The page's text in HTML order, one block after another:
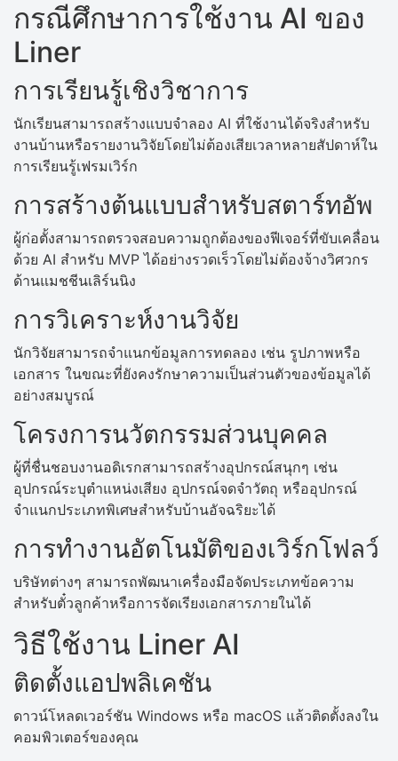
กรณีศึกษาการใช้งาน AI ของ
Liner
การเรียนรู้เชิงวิชาการ
นักเรียนสามารถสร้างแบบจำลอง AI ที่ใช้งานได้จริงสำหรับ
งานบ้านหรือรายงานวิจัยโดยไม่ต้องเสียเวลาหลายสัปดาห์ใน
การเรียนรู้เฟรมเวิร์ก
การสร้างต้นแบบสำหรับสตาร์ทอัพ
ผู้ก่อตั้งสามารถตรวจสอบความถูกต้องของฟีเจอร์ที่ขับเคลื่อน
ด้วย AI สำหรับ MVP ได้อย่างรวดเร็วโดยไม่ต้องจ้างวิศวกร
ด้านแมชชีนเลิร์นนิง
การวิเคราะห์งานวิจัย
นักวิจัยสามารถจำแนกข้อมูลการทดลอง เช่น รูปภาพหรือ
เอกสาร ในขณะที่ยังคงรักษาความเป็นส่วนตัวของข้อมูลได้
อย่างสมบูรณ์
โครงการนวัตกรรมส่วนบุคคล
ผู้ที่ชื่นชอบงานอดิเรกสามารถสร้างอุปกรณ์สนุกๆ เช่น
อุปกรณ์ระบุตำแหน่งเสียง อุปกรณ์จดจำวัตถุ หรืออุปกรณ์
จำแนกประเภทพิเศษสำหรับบ้านอัจฉริยะได้
การทำงานอัตโนมัติของเวิร์กโฟลว์
บริษัทต่างๆ สามารถพัฒนาเครื่องมือจัดประเภทข้อความ
สำหรับตั๋วลูกค้าหรือการจัดเรียงเอกสารภายในได้
วิธีใช้งาน Liner AI
ติดตั้งแอปพลิเคชัน
ดาวน์โหลดเวอร์ชัน Windows หรือ macOS แล้วติดตั้งลงใน
คอมพิวเตอร์ของคุณ